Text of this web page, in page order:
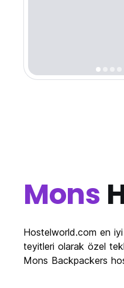
Mons
Hostelworld.com en
teyitleri olarak özel
Mons Backpackers